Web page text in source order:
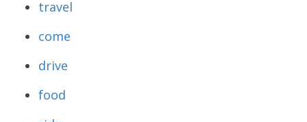
travel
come
drive
food